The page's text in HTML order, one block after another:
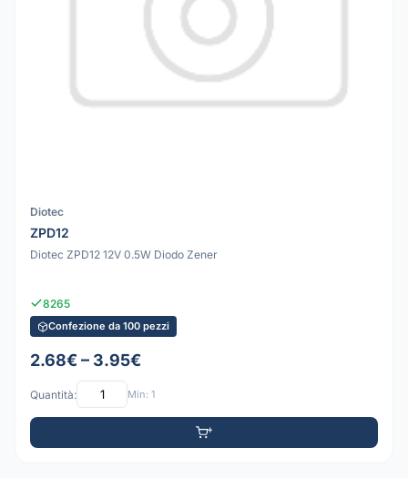
Diotec
ZPD12
Diotec ZPD12 12V 0.5W Diodo Zener
8265
Confezione da 100 pezzi
2.68€ – 3.95€
Quantità: Min: 1